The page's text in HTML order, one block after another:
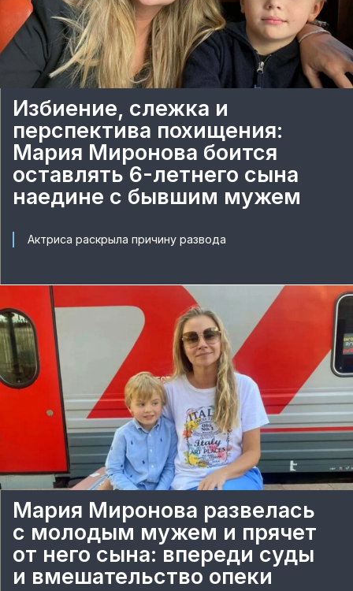
Избиение, слежка и
перспектива похищения:
Мария Миронова боится
оставлять 6-летнего сына
наедине с бывшим мужем
Актриса раскрыла причину развода
Мария Миронова развелась
с молодым мужем и прячет
от него сына: впереди суды
и вмешательство опеки